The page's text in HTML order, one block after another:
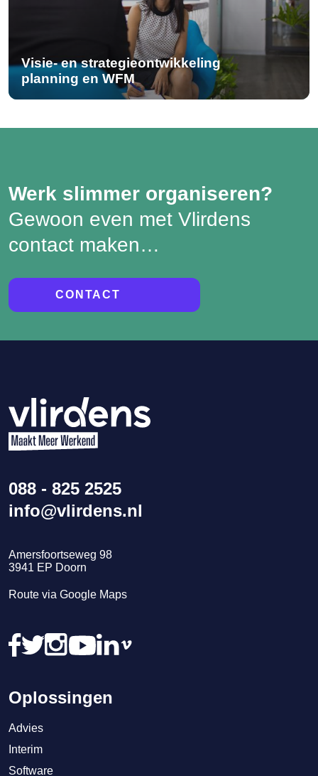
Visie- en strategieontwikkeling
planning en WFM
Werk slimmer organiseren?
Gewoon even met Vlirdens
contact maken…
CONTACT
088 - 825 2525
info@vlirdens.nl
Amersfoortseweg 98
3941 EP Doorn
Route via Google Maps
Oplossingen
Advies
Interim
Software